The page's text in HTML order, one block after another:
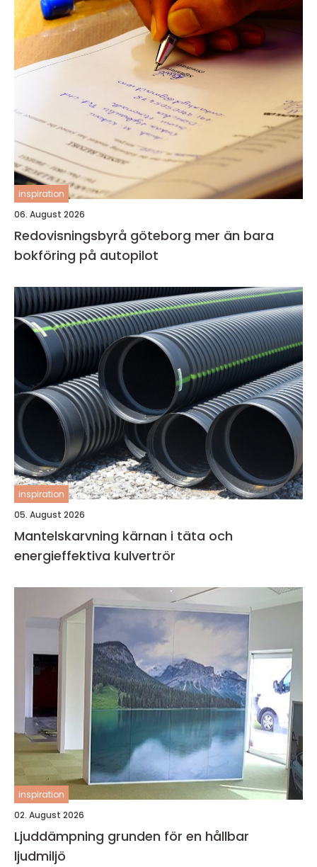
inspiration
06. August 2026
Redovisningsbyrå göteborg mer än bara
bokföring på autopilot
inspiration
05. August 2026
Mantelskarvning kärnan i täta och
energieffektiva kulvertrör
inspiration
02. August 2026
Ljuddämpning grunden för en hållbar
ljudmiljö